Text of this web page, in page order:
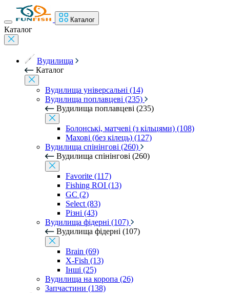
Каталог
Каталог
Вудилища
Каталог
Вудилища універсальні (14)
Вудилища поплавцеві (235)
Вудилища поплавцеві (235)
Болонські, матчеві (з кільцями) (108)
Махові (без кілець) (127)
Вудилища спінінгові (260)
Вудилища спінінгові (260)
Favorite (117)
Fishing ROI (13)
GC (2)
Select (83)
Різні (43)
Вудилища фідерні (107)
Вудилища фідерні (107)
Brain (69)
X-Fish (13)
Інші (25)
Вудилища на коропа (26)
Запчастини (138)